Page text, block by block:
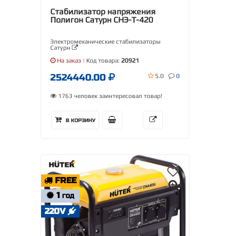
Стабилизатор напряжения
Полигон Сатурн СНЭ-Т-420
Электромеханические стабилизаторы
Сатурн
На заказ | Код товара: 20921
2524440.00 5.0 0
1763 человек заинтересовал товар!
В КОРЗИНУ
FREE
1 ГОД
220V